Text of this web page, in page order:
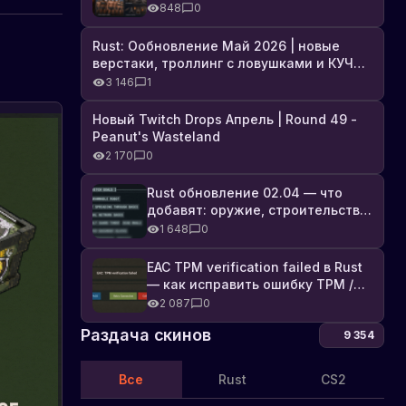
броня, Industrial DLC и полный
список изменений
848 0
Rust: Ообновление Май 2026 | новые
верстаки, троллинг с ловушками и КУЧА
DLC3 146 1
Новый Twitch Drops Апрель | Round 49 -
Peanut's Wasteland
2 170 0
Rust обновление 02.04 — что
добавят: оружие, строительство,
технологии и Farming 2.5
1 648 0
EAC TPM verification failed в Rust
— как исправить ошибку TPM /
Secure Boot
2 087 0
Раздача скинов 9 354
Все Rust CS2